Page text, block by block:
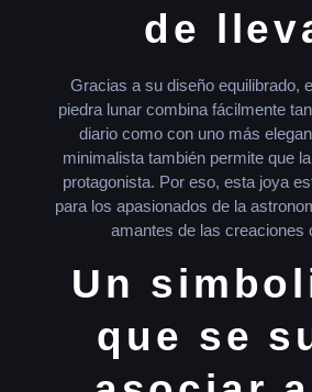
de
Gracias a su diseño equilibrado,
piedra lunar combina fácilmente
diario como con uno más
minimalista también permite que
protagonista. Por eso, esta joya
para los apasionados de la
amantes de las creaciones
Un
que se